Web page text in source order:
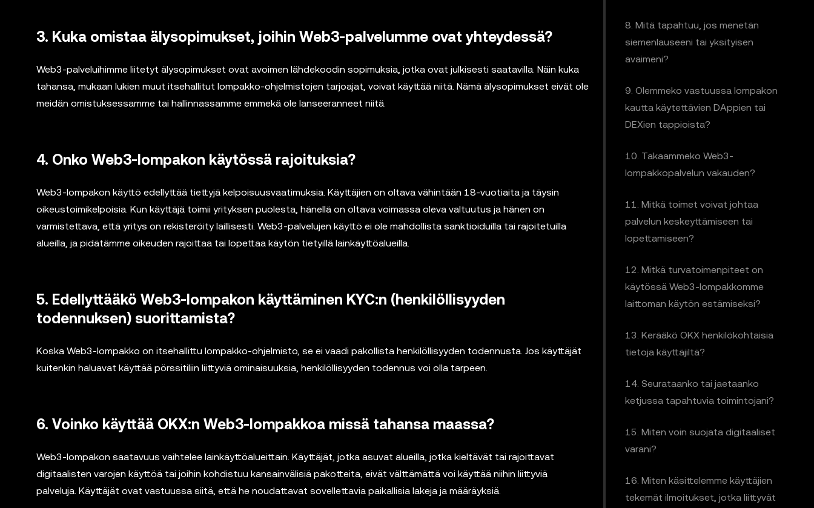
3. Kuka omistaa älysopimukset, joihin Web3-palvelumme ovat yhteydessä?
Web3-palveluihimme liitetyt älysopimukset ovat avoimen lähdekoodin sopimuksia, jotka ovat julkisesti saatavilla. Näin kuka
tahansa, mukaan lukien muut itsehallitut lompakko-ohjelmistojen tarjoajat, voivat käyttää niitä. Nämä älysopimukset eivät ole
meidän omistuksessamme tai hallinnassamme emmekä ole lanseeranneet niitä.
4. Onko Web3-lompakon käytössä rajoituksia?
Web3-lompakon käyttö edellyttää tiettyjä kelpoisuusvaatimuksia. Käyttäjien on oltava vähintään 18-vuotiaita ja täysin
oikeustoimikelpoisia. Kun käyttäjä toimii yrityksen puolesta, hänellä on oltava voimassa oleva valtuutus ja hänen on
varmistettava, että yritys on rekisteröity laillisesti. Web3-palvelujen käyttö ei ole mahdollista sanktioiduilla tai rajoitetuilla
alueilla, ja pidätämme oikeuden rajoittaa tai lopettaa käytön tietyillä lainkäyttöalueilla.
5. Edellyttääkö Web3-lompakon käyttäminen KYC:n (henkilöllisyyden
todennuksen) suorittamista?
Koska Web3-lompakko on itsehallittu lompakko-ohjelmisto, se ei vaadi pakollista henkilöllisyyden todennusta. Jos käyttäjät
kuitenkin haluavat käyttää pörssitiliin liittyviä ominaisuuksia, henkilöllisyyden todennus voi olla tarpeen.
6. Voinko käyttää OKX:n Web3-lompakkoa missä tahansa maassa?
Web3-lompakon saatavuus vaihtelee lainkäyttöalueittain. Käyttäjät, jotka asuvat alueilla, jotka kieltävät tai rajoittavat
digitaalisten varojen käyttöä tai joihin kohdistuu kansainvälisiä pakotteita, eivät välttämättä voi käyttää niihin liittyviä
palveluja. Käyttäjät ovat vastuussa siitä, että he noudattavat sovellettavia paikallisia lakeja ja määräyksiä.
8. Mitä tapahtuu, jos menetän
siemenlauseeni tai yksityisen
avaimeni?
9. Olemmeko vastuussa lompakon
kautta käytettävien DAppien tai
DEXien tappioista?
10. Takaammeko Web3-
lompakkopalvelun vakauden?
11. Mitkä toimet voivat johtaa
palvelun keskeyttämiseen tai
lopettamiseen?
12. Mitkä turvatoimenpiteet on
käytössä Web3-lompakkomme
laittoman käytön estämiseksi?
13. Kerääkö OKX henkilökohtaisia
tietoja käyttäjiltä?
14. Seurataanko tai jaetaanko
ketjussa tapahtuvia toimintojani?
15. Miten voin suojata digitaaliset
varani?
16. Miten käsittelemme käyttäjien
tekemät ilmoitukset, jotka liittyvät